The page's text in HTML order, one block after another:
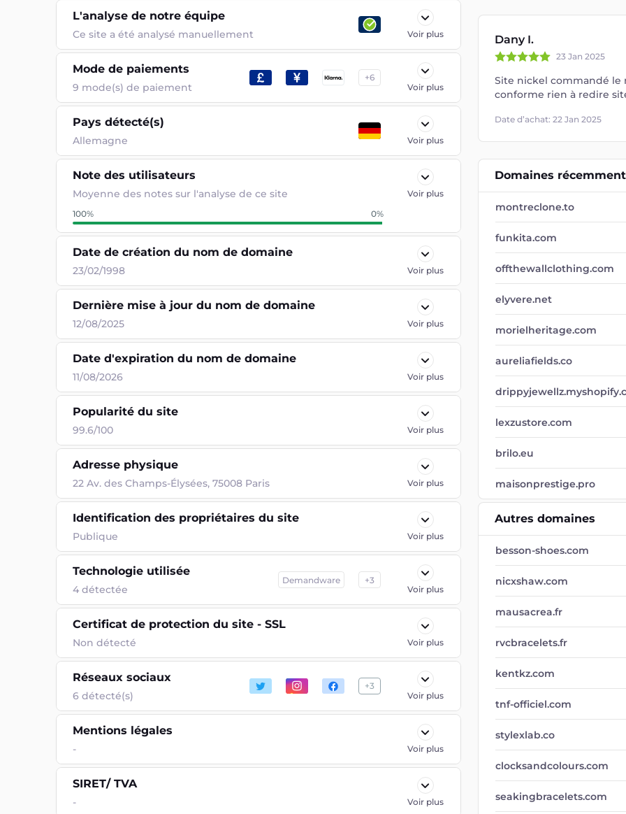
L'analyse de notre équipe
Ce site a été analysé manuellement Voir plus
Mode de paiements
9 mode(s) de paiement
+6
Voir plus
Pays détecté(s)
Allemagne Voir plus
Note des utilisateurs
Moyenne des notes sur l'analyse de ce site
Voir plus
100% 0%
Date de création du nom de domaine
23/02/1998 Voir plus
Dernière mise à jour du nom de domaine
12/08/2025 Voir plus
Date d'expiration du nom de domaine
11/08/2026 Voir plus
Popularité du site
99.6/100 Voir plus
Adresse physique
22 Av. des Champs-Élysées, 75008 Paris Voir plus
Identification des propriétaires du site
Publique Voir plus
Technologie utilisée
4 détectée
Demandware +3
Voir plus
Certificat de protection du site - SSL
Non détecté Voir plus
Réseaux sociaux
6 détecté(s)
+3
Voir plus
Mentions légales
- Voir plus
SIRET/ TVA
- Voir plus
Dany I.
23 Jan 2025
Site nickel commandé le
conforme rien à redire
Date d’achat: 22 Jan 2025
Domaines
montreclone.to
funkita.com
offthewallclothing.com
elyvere.net
morielheritage.com
aureliafields.co
lexzustore.com
brilo.eu
maisonprestige.pro
Autres domaines
besson-shoes.com
nicxshaw.com
mausacrea.fr
rvcbracelets.fr
kentkz.com
tnf-officiel.com
stylexlab.co
clocksandcolours.com
seakingbracelets.com